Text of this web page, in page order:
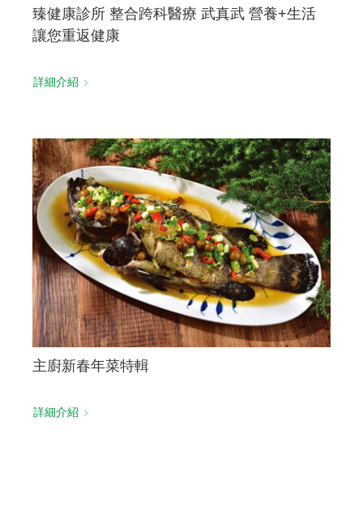
臻健康診所 整合跨科醫療 武真武 營養+生活
讓您重返健康
詳細介紹
主廚新春年菜特輯
詳細介紹